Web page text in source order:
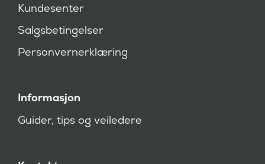
Kundesenter
Salgsbetingelser
Personvernerklæring
Informasjon
Guider, tips og veiledere
e
d